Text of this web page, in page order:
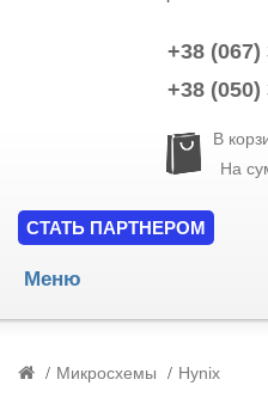
+38 (067)
+38 (050)
В
На
СТАТЬ ПАРТНЕРОМ
Меню
Микросхемы
Hynix